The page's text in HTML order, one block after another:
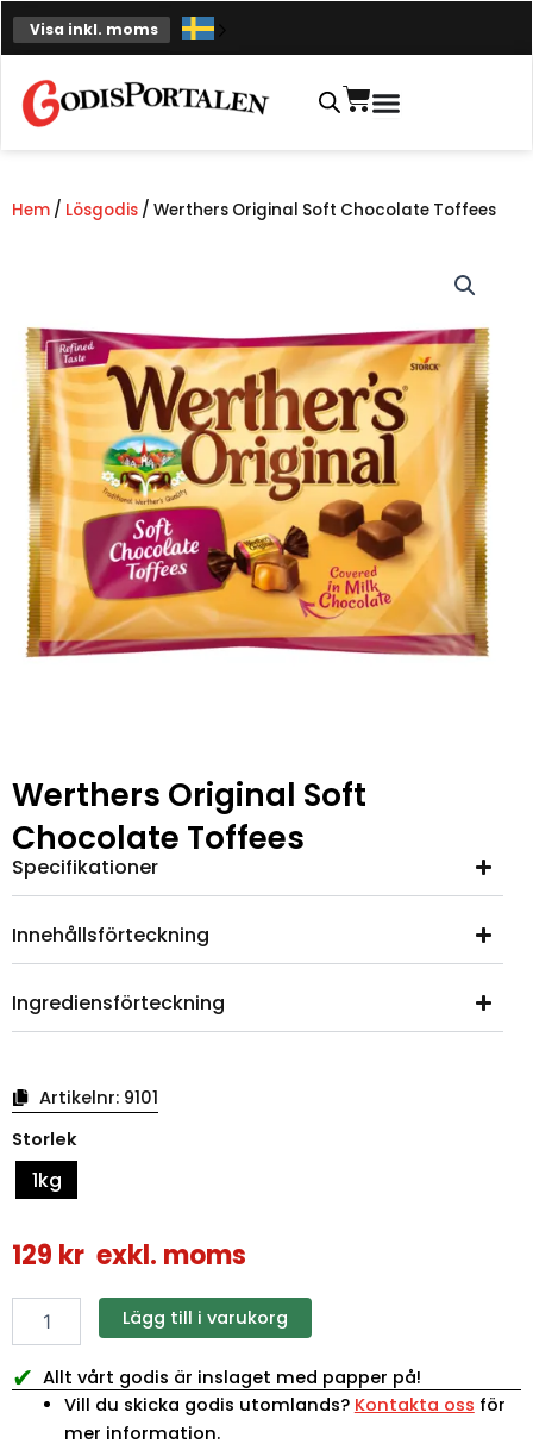
Hoppa
till
Visa inkl. moms
Varukorg
Hem / Lösgodis / Werthers Original Soft Chocolate Toffees
Werthers Original Soft
Chocolate Toffees
Specifikationer
Innehållsförteckning
Ingrediensförteckning
Artikelnr: 9101
Storlek
1kg
129 kr exkl. moms
Original
Soft
Chocolate
mängd
Lägg till i varukorg
✔ Allt vårt godis är inslaget med papper på!
Vill du skicka godis utomlands? Kontakta oss för
mer information.